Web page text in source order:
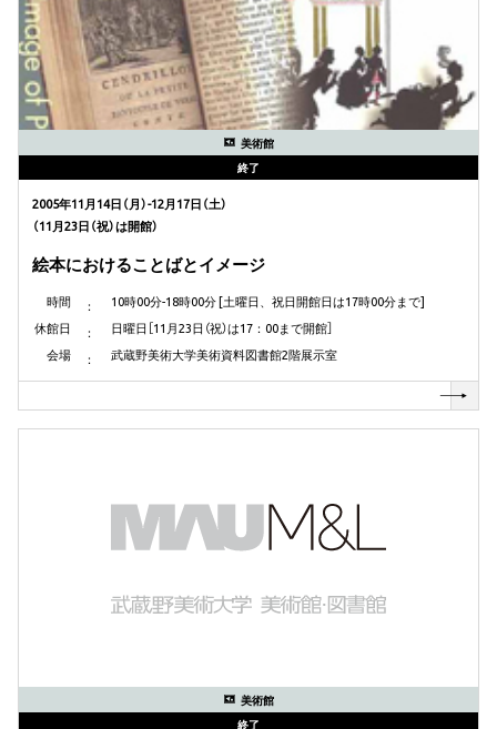
美術館
終了
2005年11月14日（月）-12月17日（土）
（11月23日（祝）は開館）
絵本におけることばとイメージ
時間
10時00分-18時00分 [土曜日、祝日開館日は17時00分まで]
休館日
日曜日［11月23日（祝）は17：00まで開館］
会場
武蔵野美術大学美術資料図書館2階展示室
美術館
終了